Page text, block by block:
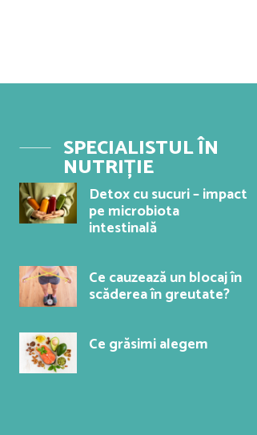
SPECIALISTUL ÎN
NUTRIȚIE
Detox cu sucuri – impact
pe microbiota
intestinală
Ce cauzează un blocaj în
scăderea în greutate?
Ce grăsimi alegem